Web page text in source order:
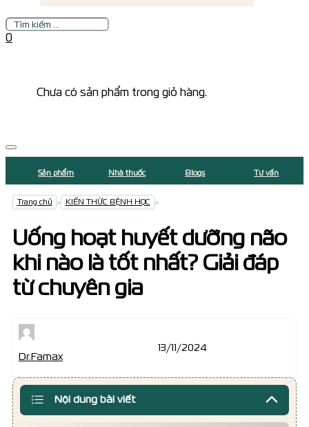
Tìm
kiếm
0
Chưa có sản phẩm trong giỏ hàng.
Sản phẩm Nhà thuốc Blogs Tư vấn
Trang chủ > KIẾN THỨC BỆNH HỌC >
Uống hoạt huyết dưỡng não
khi nào là tốt nhất? Giải đáp
từ chuyên gia
Dr.Famax
13/11/2024
Nội dung bài viết